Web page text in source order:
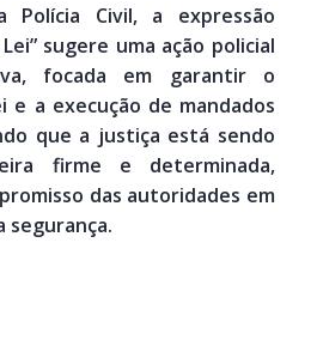
Polícia Civil, a expressão
sugere uma ação policial
focada em garantir o
e a execução de mandados
que a justiça está sendo
firme e determinada,
das autoridades em
segurança.